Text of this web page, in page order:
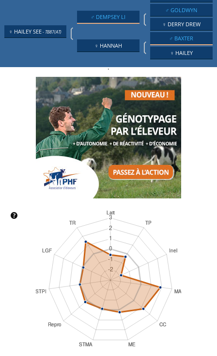
♀ HAILEY SEE- TB87(AT) ❲
♂ DEMPSEY LI ❲
♂ GOLDWYN
♀ DERRY DREW
♀ HANNAH ❲
♂ BAXTER
♀ HAILEY
.